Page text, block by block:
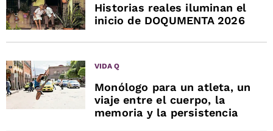
Historias reales iluminan el
inicio de DOQUMENTA 2026
VIDA Q
Monólogo para un atleta, un
viaje entre el cuerpo, la
memoria y la persistencia